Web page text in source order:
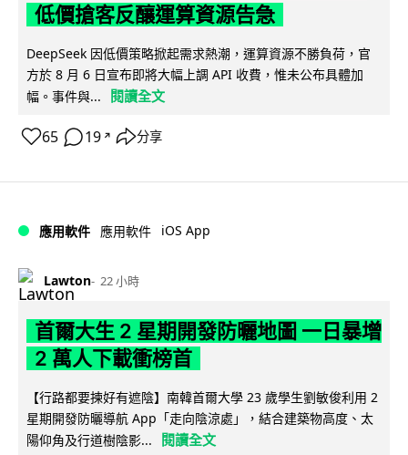
低價搶客反釀運算資源告急
DeepSeek 因低價策略掀起需求熱潮，運算資源不勝負荷，官
方於 8 月 6 日宣布即將大幅上調 API 收費，惟未公布具體加
幅。事件與...
閱讀全文
65 19 ↗ 分享
應用軟件 應用軟件 iOS App
Lawton 22 小時
首爾大生 2 星期開發防曬地圖 一日暴增
2 萬人下載衝榜首
【行路都要揀好有遮陰】南韓首爾大學 23 歲學生劉敏俊利用 2
星期開發防曬導航 App「走向陰涼處」，結合建築物高度、太
陽仰角及行道樹陰影...
閱讀全文